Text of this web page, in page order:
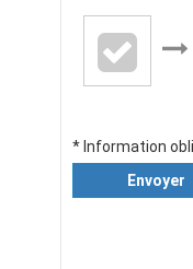
* Information
Envoyer